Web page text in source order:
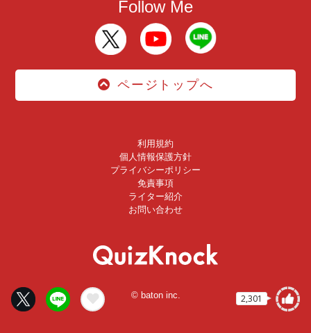
2,301
Follow Me
ページトップへ
利用規約
個人情報保護方針
プライバシーポリシー
免責事項
ライター紹介
お問い合わせ
© baton inc.